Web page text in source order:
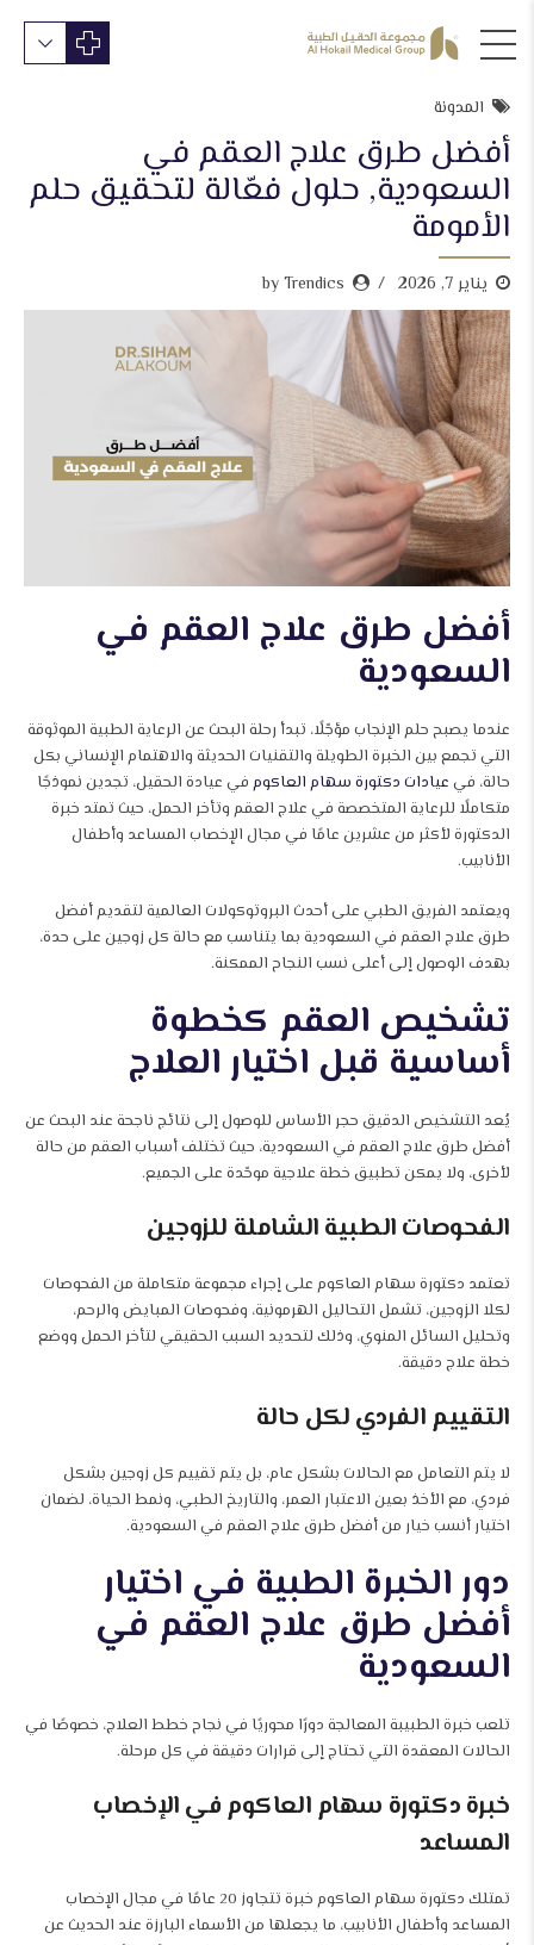
المدونة
أفضل طرق علاج العقم في
السعودية, حلول فعّالة لتحقيق حلم
الأمومة
يناير 7, 2026 by Trendics
أفضل طرق علاج العقم في
السعودية
عندما يصبح حلم الإنجاب مؤجّلًا، تبدأ رحلة البحث عن الرعاية الطبية الموثوقة
التي تجمع بين الخبرة الطويلة والتقنيات الحديثة والاهتمام الإنساني بكل
حالة، في عيادات دكتورة سهام العاكوم في عيادة الحقيل، تجدين نموذجًا
متكاملًا للرعاية المتخصصة في علاج العقم وتأخر الحمل، حيث تمتد خبرة
الدكتورة لأكثر من عشرين عامًا في مجال الإخصاب المساعد وأطفال
الأنابيب.
ويعتمد الفريق الطبي على أحدث البروتوكولات العالمية لتقديم أفضل
طرق علاج العقم في السعودية بما يتناسب مع حالة كل زوجين على حدة،
بهدف الوصول إلى أعلى نسب النجاح الممكنة.
تشخيص العقم كخطوة
أساسية قبل اختيار العلاج
يُعد التشخيص الدقيق حجر الأساس للوصول إلى نتائج ناجحة عند البحث عن
أفضل طرق علاج العقم في السعودية، حيث تختلف أسباب العقم من حالة
لأخرى، ولا يمكن تطبيق خطة علاجية موحّدة على الجميع.
الفحوصات الطبية الشاملة للزوجين
تعتمد دكتورة سهام العاكوم على إجراء مجموعة متكاملة من الفحوصات
لكلا الزوجين، تشمل التحاليل الهرمونية، وفحوصات المبايض والرحم،
وتحليل السائل المنوي، وذلك لتحديد السبب الحقيقي لتأخر الحمل ووضع
خطة علاج دقيقة.
التقييم الفردي لكل حالة
لا يتم التعامل مع الحالات بشكل عام، بل يتم تقييم كل زوجين بشكل
فردي، مع الأخذ بعين الاعتبار العمر، والتاريخ الطبي، ونمط الحياة، لضمان
اختيار أنسب خيار من أفضل طرق علاج العقم في السعودية.
دور الخبرة الطبية في اختيار
أفضل طرق علاج العقم في
السعودية
تلعب خبرة الطبيبة المعالجة دورًا محوريًا في نجاح خطط العلاج، خصوصًا في
الحالات المعقدة التي تحتاج إلى قرارات دقيقة في كل مرحلة.
خبرة دكتورة سهام العاكوم في الإخصاب
المساعد
تمتلك دكتورة سهام العاكوم خبرة تتجاوز 20 عامًا في مجال الإخصاب
المساعد وأطفال الأنابيب، ما يجعلها من الأسماء البارزة عند الحديث عن